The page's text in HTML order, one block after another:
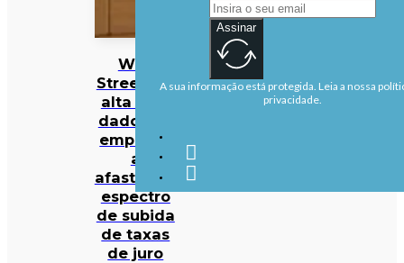
Wall
Street em
alta com
dados de
emprego
a
afastarem
espectro
de subida
de taxas
de juro
Assinar
A sua informação está protegida. Leia a nossa
privacidade.